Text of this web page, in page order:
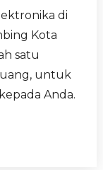
di
Kota
satu
untuk
Anda.